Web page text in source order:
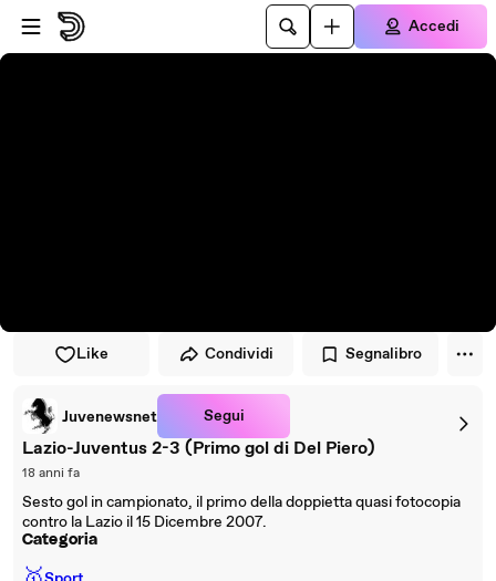
Vai al lettore
Passa al contenuto principale
Accedi
Like Condividi Segnalibro
Juvenewsnet Segui
Lazio-Juventus 2-3 (Primo gol di Del Piero)
18 anni fa
Sesto gol in campionato, il primo della doppietta quasi fotocopia
contro la Lazio il 15 Dicembre 2007.
Categoria